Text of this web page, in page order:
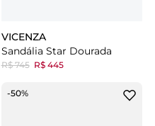
VICENZA
Sandália Star Dourada
R$ 745 R$ 445
-50%